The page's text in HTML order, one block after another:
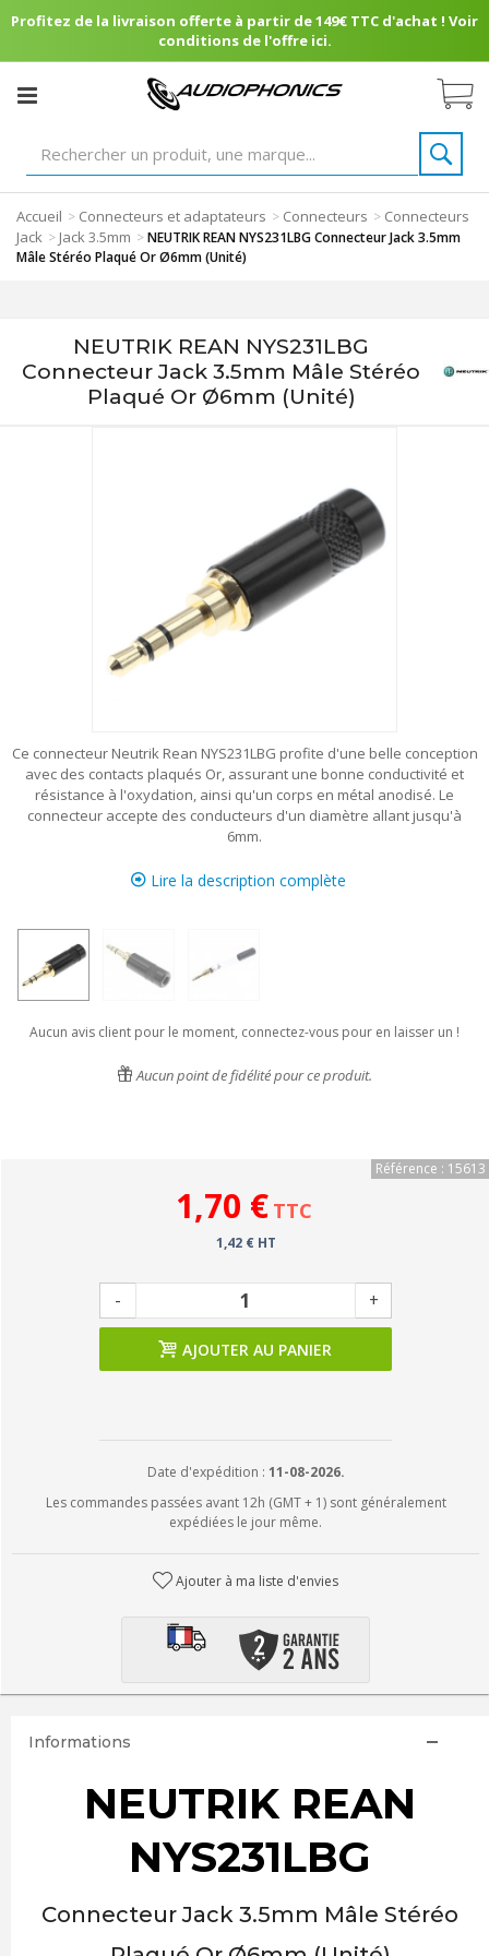
Profitez de la livraison offerte à partir de 149€ TTC d'achat ! Voir
conditions de l'offre ici.
Accueil > Connecteurs et adaptateurs > Connecteurs > Connecteurs
Jack > Jack 3.5mm >NEUTRIK REAN NYS231LBG Connecteur Jack 3.5mm
Mâle Stéréo Plaqué Or Ø6mm (Unité)
NEUTRIK REAN NYS231LBG
Connecteur Jack 3.5mm Mâle Stéréo
Plaqué Or Ø6mm (Unité)
Ce connecteur Neutrik Rean NYS231LBG profite d'une belle conception
avec des contacts plaqués Or, assurant une bonne conductivité et
résistance à l'oxydation, ainsi qu'un corps en métal anodisé. Le
connecteur accepte des conducteurs d'un diamètre allant jusqu'à
6mm.
Lire la description complète
Aucun avis client pour le moment, connectez-vous pour en laisser un !
Aucun point de fidélité pour ce produit.
Référence : 15613
1,70 € TTC
1,42 € HT
- +
AJOUTER AU PANIER
Date d'expédition : 11-08-2026.
Les commandes passées avant 12h (GMT + 1) sont généralement
expédiées le jour même.
Ajouter à ma liste d'envies
Informations
NEUTRIK REAN
NYS231LBG
Connecteur Jack 3.5mm Mâle Stéréo